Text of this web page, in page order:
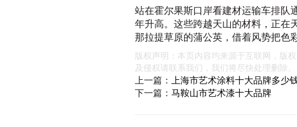
站在霍尔果斯口岸看建材运输车排队
年升高。这些跨越天山的材料，正
那拉提草原的蒲公英，借着风势把色
版权声明：本页内容均来源于互联网，版
及侵权请联系我们，我们将尽快处理删除。
上一篇： 上海市艺术涂料十大品牌多少
下一篇： 马鞍山市艺术漆十大品牌